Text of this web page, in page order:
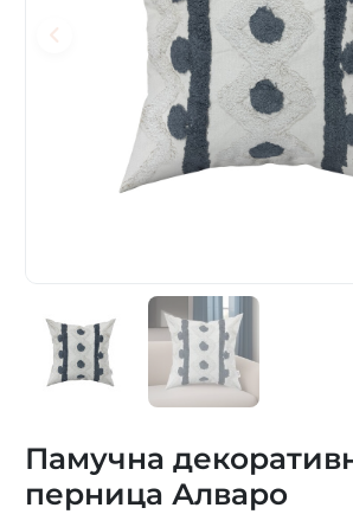
Памучна
перница Алваро